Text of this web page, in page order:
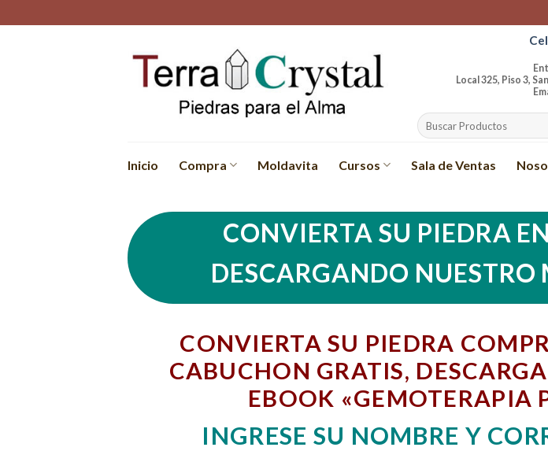
to
Entrar por
Local 325, Piso 3,
Email:
Buscar
por:
Inicio Compra Moldavita Cursos Sala de Ventas
CONVIERTA SU PIEDRA
DESCARGANDO
CONVIERTA SU PIEDRA
CABUCHON GRATIS,
EBOOK «GEMOTERAPIA
INGRESE SU NOMBRE Y